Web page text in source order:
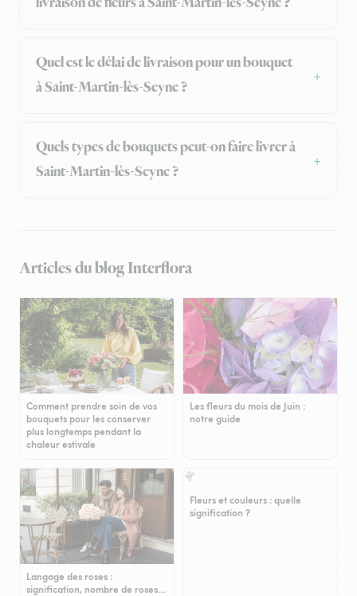
Quel est le délai de livraison pour un bouquet
à Saint-Martin-lès-Seyne ?
Quels types de bouquets peut-on faire livrer à
Saint-Martin-lès-Seyne ?
Articles du blog Interflora
Comment prendre soin de vos
bouquets pour les conserver
plus longtemps pendant la
chaleur estivale
Les fleurs du mois de Juin :
notre guide
Langage des roses :
signification, nombre de roses…
Fleurs et couleurs : quelle
signification ?